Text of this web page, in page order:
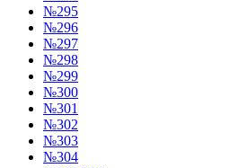
№295
№296
№297
№298
№299
№300
№301
№302
№303
№304